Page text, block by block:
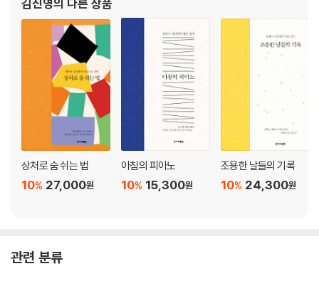
하는 근본적인 원인이라고 믿으며 〈한겨레〉 〈현대시학〉 등 의
김진영의 다른 상품
상처로 숨 쉬는 법
27,000원
10%
아침의 피아노
15,300원
10%
조용한 날들의 기록
24,300원
10%
관련 분류